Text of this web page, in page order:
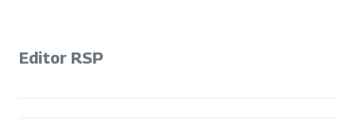
Editor RSP